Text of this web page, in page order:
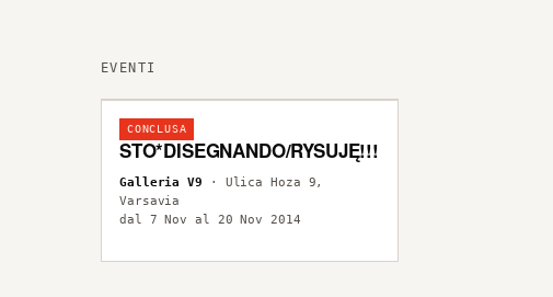
EVENTI
CONCLUSA
STO*DISEGNANDO/RYSUJĘ!!!
Galleria V9
· Ulica Hoza 9,
Varsavia
dal 7 Nov al 20 Nov 2014